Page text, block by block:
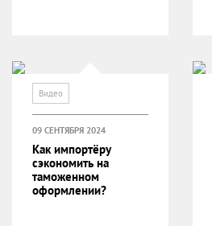
Видео
09 СЕНТЯБРЯ 2024
Как импортёру
сэкономить на
таможенном
оформлении?